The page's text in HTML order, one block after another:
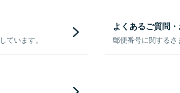
ています。
よくあるご質問
郵便番号に関するさ